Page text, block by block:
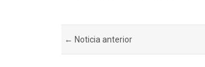
← Noticia anterior